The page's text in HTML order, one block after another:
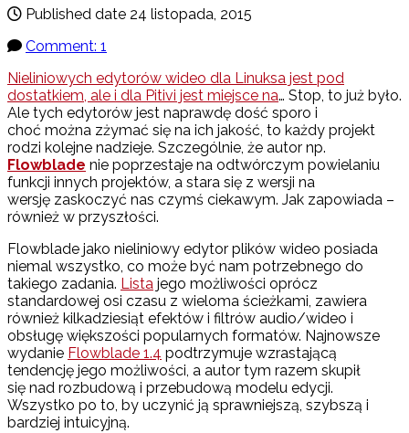
Published date 24 listopada, 2015
Comment: 1
Nieliniowych edytorów wideo dla Linuksa jest pod
dostatkiem, ale i dla Pitivi jest miejsce na… Stop, to już było.
Ale tych edytorów jest naprawdę dość sporo i
choć można zżymać się na ich jakość, to każdy projekt
rodzi kolejne nadzieje. Szczególnie, że autor np.
Flowblade nie poprzestaje na odtwórczym powielaniu
funkcji innych projektów, a stara się z wersji na
wersję zaskoczyć nas czymś ciekawym. Jak zapowiada –
również w przyszłości.
Flowblade jako nieliniowy edytor plików wideo posiada
niemal wszystko, co może być nam potrzebnego do
takiego zadania. Lista jego możliwości oprócz
standardowej osi czasu z wieloma ścieżkami, zawiera
również kilkadziesiąt efektów i filtrów audio/wideo i
obsługę większości popularnych formatów. Najnowsze
wydanie Flowblade 1.4 podtrzymuje wzrastającą
tendencję jego możliwości, a autor tym razem skupił
się nad rozbudową i przebudową modelu edycji.
Wszystko po to, by uczynić ją sprawniejszą, szybszą i
bardziej intuicyjną.